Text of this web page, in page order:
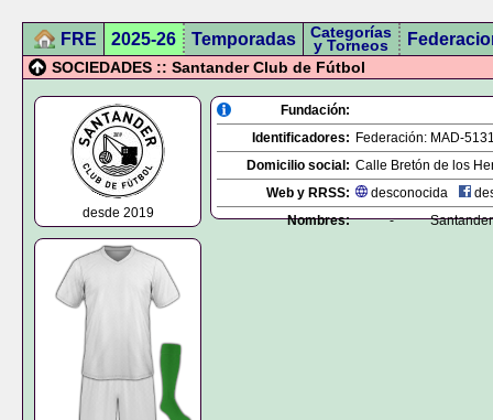
FRE 2025-26 Temporadas Categorías
y Torneos
SOCIEDADES :: Santander Club de Fútbol
desde 2019
Fundación:
Identificadores: Federación: MAD-
Domicilio social: Calle Bretón de los
Web y RRSS:
desconocida
Nombres:
-